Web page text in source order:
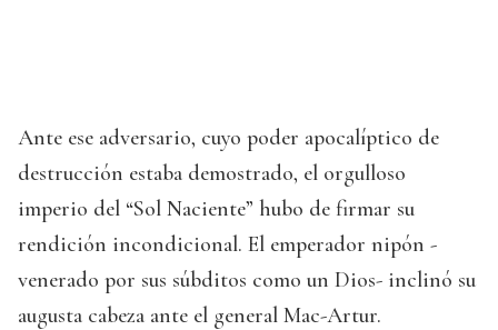
Ante ese adversario, cuyo poder apocalíptico de
destrucción estaba demostrado, el orgulloso
imperio del “Sol Naciente” hubo de firmar su
rendición incondicional. El emperador nipón -
venerado por sus súbditos como un Dios- inclinó su
augusta cabeza ante el general Mac-Artur.